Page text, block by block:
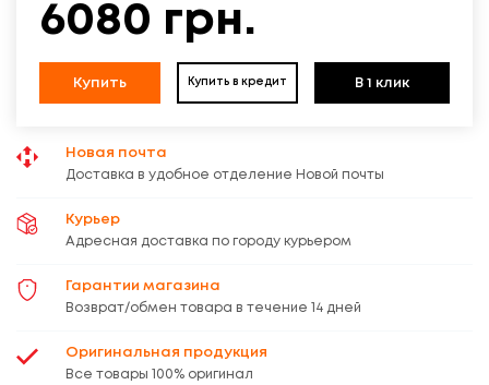
6080 грн.
Купить Купить в кредит В 1 клик
Новая почта
Доставка в удобное отделение Новой почты
Курьер
Адресная доставка по городу курьером
Гарантии магазина
Возврат/обмен товара в течение 14 дней
Оригинальная продукция
Все товары 100% оригинал